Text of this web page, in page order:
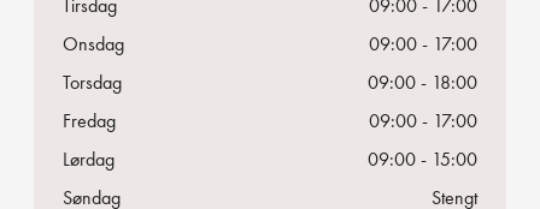
Tirsdag
09:00 - 17:00
Onsdag
09:00 - 17:00
Torsdag
09:00 - 18:00
Fredag
09:00 - 17:00
Lørdag
09:00 - 15:00
Søndag
Stengt